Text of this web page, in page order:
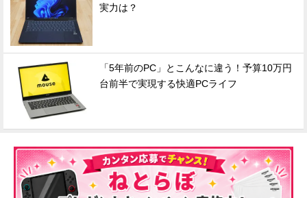
実力は？
「5年前のPC」とこんなに違う！予算10万円
台前半で実現する快適PCライフ